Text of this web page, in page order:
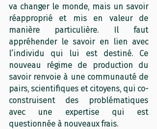
va changer le monde, mais un savoir
réapproprié et mis en valeur de
manière particulière. Il faut
appréhender le savoir en lien avec
l’individu qui lui est destiné. Ce
nouveau régime de production du
savoir renvoie à une communauté de
pairs, scientifiques et citoyens, qui co-
construisent des problématiques
avec une expertise qui est
questionnée à nouveaux frais.